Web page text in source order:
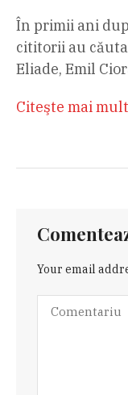
În primii ani
cititorii au
Eliade, Emil
Citeşte mai mult
Your email